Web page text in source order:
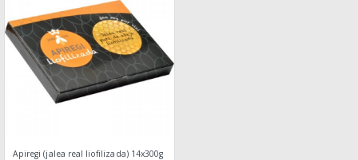
Apiregi (jalea real liofilizada) 14x300g